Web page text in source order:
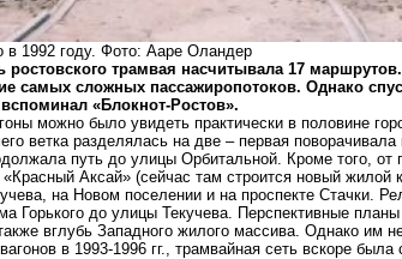
в 1992 году. Фото: Ааре Оландер
ростовского трамвая насчитывала 17
самых сложных пассажиропотоков. Однако
«Блокнот-Ростов».
можно было увидеть практически в половине
ветка разделялась на две – первая
путь до улицы Орбитальной. Кроме того,
«Красный Аксай» (сейчас там строится новый
на Новом поселении и на проспекте Стачки.
Горького до улицы Текучева. Перспективные
вглубь Западного жилого массива. Однако им
в 1993-1996 гг., трамвайная сеть вскоре